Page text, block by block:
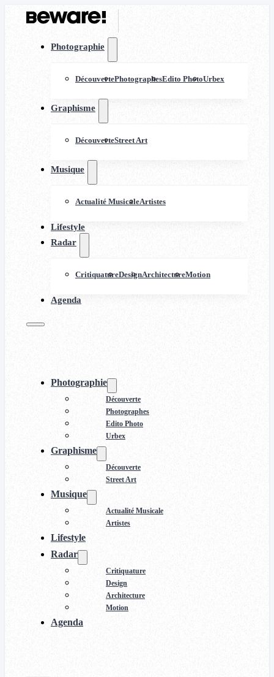
Photographie
DécouvertePhotographesEdito PhotoUrbex
Graphisme
DécouverteStreet Art
Musique
Actualité MusicaleArtistes
Lifestyle
Radar
CritiquatureDesignArchitectureMotion
Agenda
Photographie
Découverte
Photographes
Edito Photo
Urbex
Graphisme
Découverte
Street Art
Musique
Actualité Musicale
Artistes
Lifestyle
Radar
Critiquature
Design
Architecture
Motion
Agenda